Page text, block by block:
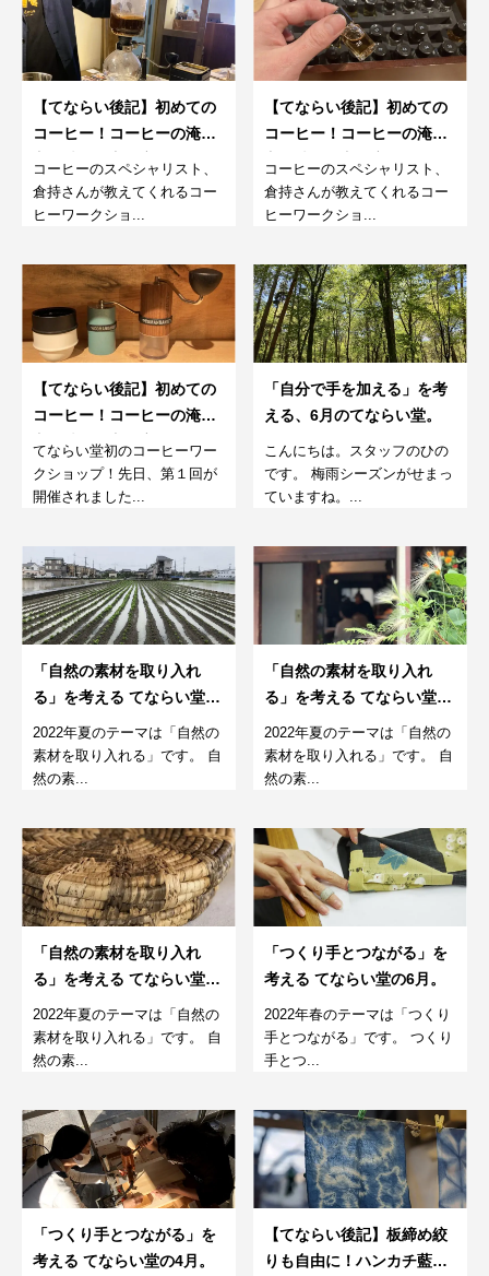
【てならい後記】初めての
コーヒー！コーヒーの淹れ
方、味わい方が変わるワー
クショップ。3回目
コーヒーのスペシャリスト、
倉持さんが教えてくれるコー
ヒーワークショ...
【てならい後記】初めての
コーヒー！コーヒーの淹れ
方、味わい方が変わるワー
クショップ。2回目
コーヒーのスペシャリスト、
倉持さんが教えてくれるコー
ヒーワークショ...
【てならい後記】初めての
コーヒー！コーヒーの淹れ
方、味わい方が変わるワー
クショップ。1回目
てならい堂初のコーヒーワー
クショップ！先日、第１回が
開催されました...
「自分で手を加える」を考
える、6月のてならい堂。
こんにちは。スタッフのひの
です。 梅雨シーズンがせまっ
ていますね。...
「自然の素材を取り入れ
る」を考える てならい堂の
9月
2022年夏のテーマは「自然の
素材を取り入れる」です。 自
然の素...
「自然の素材を取り入れ
る」を考える てならい堂の
8月。
2022年夏のテーマは「自然の
素材を取り入れる」です。 自
然の素...
「自然の素材を取り入れ
る」を考える てならい堂の
7月。
2022年夏のテーマは「自然の
素材を取り入れる」です。 自
然の素...
「つくり手とつながる」を
考える てならい堂の6月。
2022年春のテーマは「つくり
手とつながる」です。 つくり
手とつ...
「つくり手とつながる」を
考える てならい堂の4月。
【てならい後記】板締め絞
りも自由に！ハンカチ藍染